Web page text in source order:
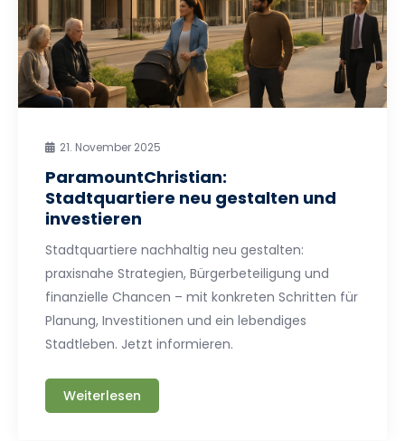
21. November 2025
ParamountChristian:
Stadtquartiere neu gestalten und
investieren
Stadtquartiere nachhaltig neu gestalten:
praxisnahe Strategien, Bürgerbeteiligung und
finanzielle Chancen – mit konkreten Schritten für
Planung, Investitionen und ein lebendiges
Stadtleben. Jetzt informieren.
Weiterlesen